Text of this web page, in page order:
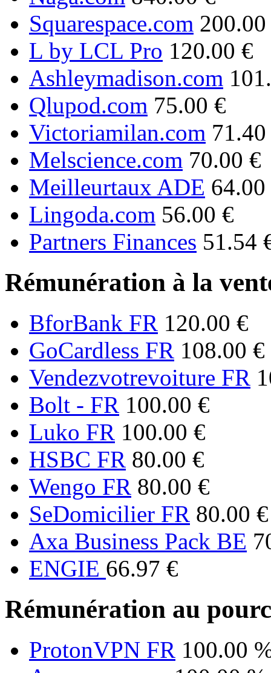
Squarespace.com
L by LCL Pro 120.00 €
Ashleymadison.com
Qlupod.com 75.00 €
Victoriamilan.com
Melscience.com 70.00 €
Meilleurtaux ADE 64.00
Lingoda.com 56.00 €
Partners Finances 51.54
Rémunération à la
BforBank FR 120.00 €
GoCardless FR 108.00 €
Vendezvotrevoiture FR
Bolt - FR 100.00 €
Luko FR 100.00 €
HSBC FR 80.00 €
Wengo FR 80.00 €
SeDomicilier FR 80.00 €
Axa Business Pack BE
ENGIE 66.97 €
Rémunération au
ProtonVPN FR 100.00